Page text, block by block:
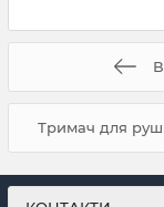
Тримач для